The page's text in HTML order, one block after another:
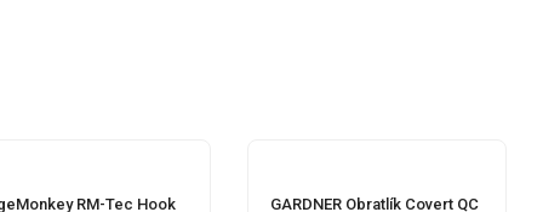
RM-Tec Hook
GARDNER Obratlík Covert QC